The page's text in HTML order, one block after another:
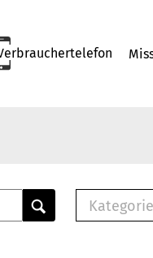
Kategorie